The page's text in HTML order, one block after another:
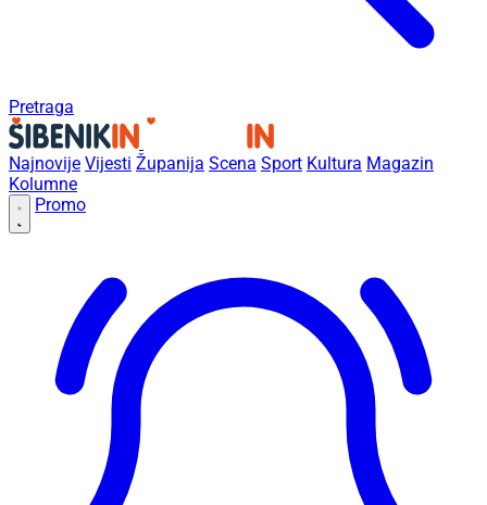
Pretraga
Najnovije Vijesti Županija Scena Sport Kultura Magazin
Kolumne
Promo